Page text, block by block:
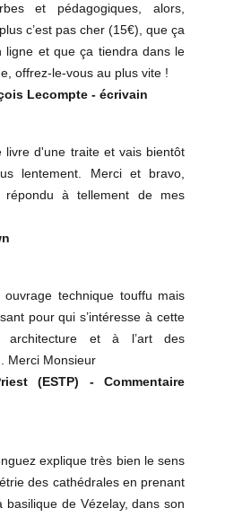
et pédagogiques, alors,
c’est pas cher (15€), que ça
ligne et que ça tiendra dans le
offrez-le-vous au plus vite !
Lecompte - écrivain
livre d'une traite et vais bientôt
lentement. Merci et bravo,
répondu à tellement de mes
ouvrage technique touffu mais
pour qui s’intéresse à cette
architecture et à l’art des
Merci Monsieur
(ESTP) - Commentaire
explique très bien le sens
des cathédrales en prenant
basilique de Vézelay, dans son